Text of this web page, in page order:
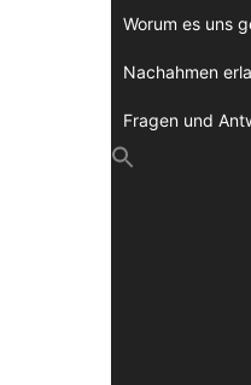
Worum es uns
Nachahmen
Fragen und